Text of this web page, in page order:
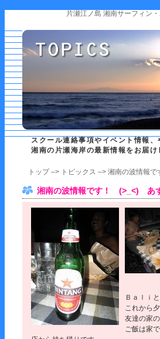
片瀬江ノ島 湘南サーフィン
スクール連絡事項やイベント情報
湘南の片瀬海岸の最新情報をお届け
トップ–> トピックス –> 湘南の波情報
湘南の波情報です！ (>_<) あず
Ｂａｌｉ
これから
友達の家
ご飯は家